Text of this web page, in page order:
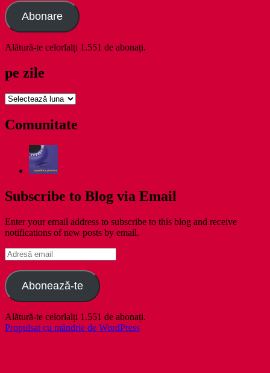
Abonare
Alătură-te celorlalți 1.551 de abonați.
pe zile
pe
Comunitate
Subscribe to Blog via Email
Enter your email address to subscribe to this blog and receive
notifications of new posts by email.
Adresă
email
Abonează-te
Alătură-te celorlalți 1.551 de abonați.
Propulsat cu mândrie de WordPress